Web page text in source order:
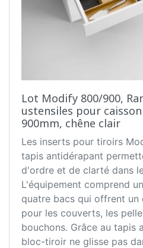
Lot Modify 800/900,
ustensiles pour
900mm, chêne clair
Les inserts pour tiroirs
tapis antidérapant
d'ordre et de clarté dans
L'équipement comprend
quatre bacs qui offrent un
pour les couverts, les
bouchons. Grâce au tapis
bloc-tiroir ne glisse pas